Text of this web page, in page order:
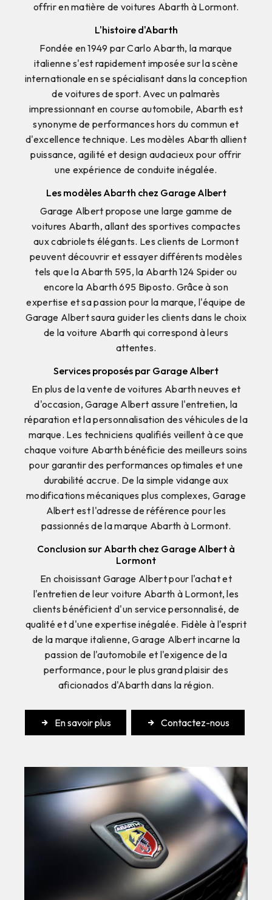
offrir en matière de voitures Abarth à Lormont.
L'histoire d'Abarth
Fondée en 1949 par Carlo Abarth, la marque
italienne s'est rapidement imposée sur la scène
internationale en se spécialisant dans la conception
de voitures de sport. Avec un palmarès
impressionnant en course automobile, Abarth est
synonyme de performances hors du commun et
d'excellence technique. Les modèles Abarth allient
puissance, agilité et design audacieux pour offrir
une expérience de conduite inégalée.
Les modèles Abarth chez Garage Albert
Garage Albert propose une large gamme de
voitures Abarth, allant des sportives compactes
aux cabriolets élégants. Les clients de Lormont
peuvent découvrir et essayer différents modèles
tels que la Abarth 595, la Abarth 124 Spider ou
encore la Abarth 695 Biposto. Grâce à son
expertise et sa passion pour la marque, l'équipe de
Garage Albert saura guider les clients dans le choix
de la voiture Abarth qui correspond à leurs
attentes.
Services proposés par Garage Albert
En plus de la vente de voitures Abarth neuves et
d'occasion, Garage Albert assure l'entretien, la
réparation et la personnalisation des véhicules de la
marque. Les techniciens qualifiés veillent à ce que
chaque voiture Abarth bénéficie des meilleurs soins
pour garantir des performances optimales et une
durabilité accrue. De la simple vidange aux
modifications mécaniques plus complexes, Garage
Albert est l'adresse de référence pour les
passionnés de la marque Abarth à Lormont.
Conclusion sur Abarth chez Garage Albert à
Lormont
En choisissant Garage Albert pour l'achat et
l'entretien de leur voiture Abarth à Lormont, les
clients bénéficient d'un service personnalisé, de
qualité et d'une expertise inégalée. Fidèle à l'esprit
de la marque italienne, Garage Albert incarne la
passion de l'automobile et l'exigence de la
performance, pour le plus grand plaisir des
aficionados d'Abarth dans la région.
En savoir plus Contactez-nous